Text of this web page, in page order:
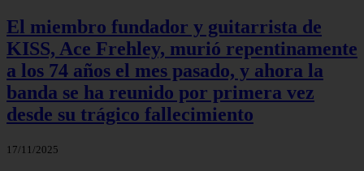
El miembro fundador y guitarrista de
KISS, Ace Frehley, murió repentinamente
a los 74 años el mes pasado, y ahora la
banda se ha reunido por primera vez
desde su trágico fallecimiento
17/11/2025